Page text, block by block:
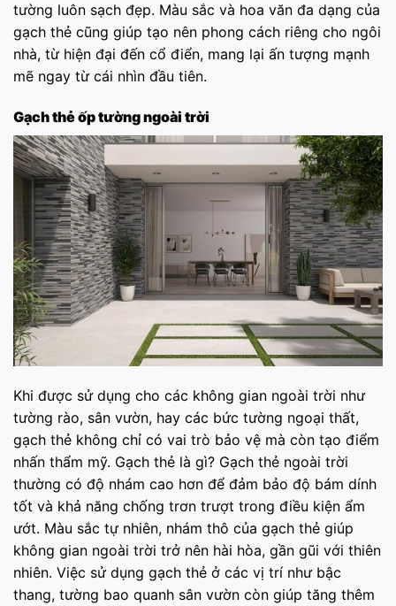
tường luôn sạch đẹp. Màu sắc và hoa văn đa dạng của
gạch thẻ cũng giúp tạo nên phong cách riêng cho ngôi
nhà, từ hiện đại đến cổ điển, mang lại ấn tượng mạnh
mẽ ngay từ cái nhìn đầu tiên.
Gạch thẻ ốp tường ngoài trời
Khi được sử dụng cho các không gian ngoài trời như
tường rào, sân vườn, hay các bức tường ngoại thất,
gạch thẻ không chỉ có vai trò bảo vệ mà còn tạo điểm
nhấn thẩm mỹ. Gạch thẻ là gì? Gạch thẻ ngoài trời
thường có độ nhám cao hơn để đảm bảo độ bám dính
tốt và khả năng chống trơn trượt trong điều kiện ẩm
ướt. Màu sắc tự nhiên, nhám thô của gạch thẻ giúp
không gian ngoài trời trở nên hài hòa, gần gũi với thiên
nhiên. Việc sử dụng gạch thẻ ở các vị trí như bậc
thang, tường bao quanh sân vườn còn giúp tăng thêm